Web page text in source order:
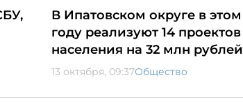
В Ипатовском округе в этом
году реализуют 14 проектов
населения на 32 млн рублей
13 октября, 09:37Общество